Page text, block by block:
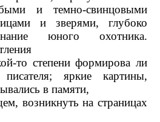
и темно-свинцовыми
и зверями, глубоко
юного охотника.
то степени формирова ли
яркие картины,
в памяти,
возникнуть на страницах